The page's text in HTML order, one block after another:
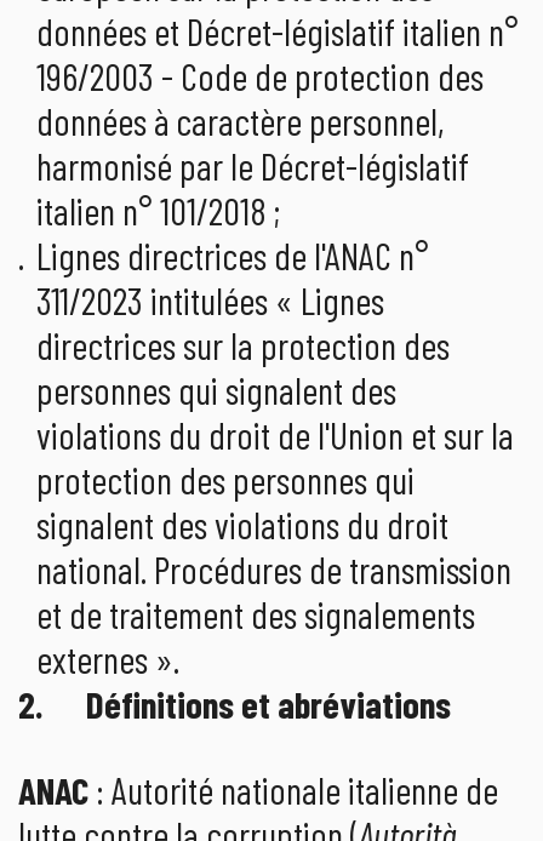
données et Décret-législatif italien n°
196/2003 - Code de protection des
données à caractère personnel,
harmonisé par le Décret-législatif
italien n° 101/2018 ;
Lignes directrices de l'ANAC n°
311/2023 intitulées « Lignes
directrices sur la protection des
personnes qui signalent des
violations du droit de l'Union et sur la
protection des personnes qui
signalent des violations du droit
national. Procédures de transmission
et de traitement des signalements
externes ».
2. Définitions et abréviations
ANAC : Autorité nationale italienne de